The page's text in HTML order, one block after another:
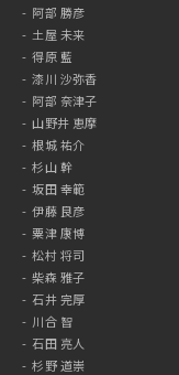
阿部 勝彦
土屋 未来
得原 藍
漆川 沙弥香
阿部 奈津子
山野井 恵摩
根城 祐介
杉山 幹
坂田 幸範
伊藤 良彦
粟津 康博
松村 将司
柴森 雅子
石井 完厚
川合 智
石田 亮人
杉野 道崇